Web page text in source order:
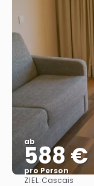
ab
588 €
pro Person
ZIEL:Cascais